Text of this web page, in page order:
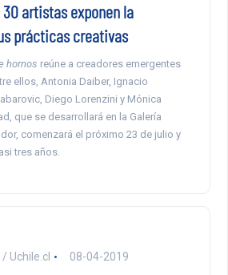
artistas exponen la
prácticas creativas
hornos reúne a creadores emergentes
ellos, Antonia Daiber, Ignacio
Diego Lorenzini y Mónica
que se desarrollará en la Galería
comenzará el próximo 23 de julio y
tres años.
Uchile.cl 08-04-2019